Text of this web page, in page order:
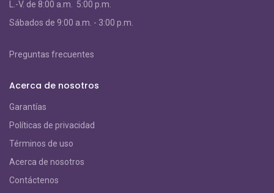
L.-V. de 8:00 a.m. 5:00 p.m.
Sábados de 9:00 a.m. - 3:00 p.m.
Preguntas frecuentes
Acerca de nosotros
Garantías
Políticas de privacidad
Términos de uso
Acerca de nosotros
Contáctenos